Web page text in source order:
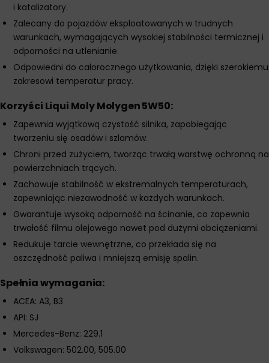
i katalizatory.
Zalecany do pojazdów eksploatowanych w trudnych
warunkach, wymagających wysokiej stabilności termicznej i
odporności na utlenianie.
Odpowiedni do całorocznego użytkowania, dzięki szerokiemu
zakresowi temperatur pracy.
Korzyści Liqui Moly Molygen 5W50:
Zapewnia wyjątkową czystość silnika, zapobiegając
tworzeniu się osadów i szlamów.
Chroni przed zużyciem, tworząc trwałą warstwę ochronną na
powierzchniach trących.
Zachowuje stabilność w ekstremalnych temperaturach,
zapewniając niezawodność w każdych warunkach.
Gwarantuje wysoką odporność na ścinanie, co zapewnia
trwałość filmu olejowego nawet pod dużymi obciążeniami.
Redukuje tarcie wewnętrzne, co przekłada się na
oszczędność paliwa i mniejszą emisję spalin.
Spełnia wymagania:
ACEA: A3, B3
API: SJ
Mercedes-Benz: 229.1
Volkswagen: 502.00, 505.00